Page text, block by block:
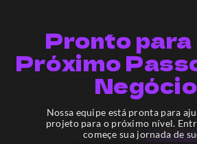
Pronto para
Próximo
Nossa equipe está pronta para
projeto para o próximo nível.
começe sua jornada de